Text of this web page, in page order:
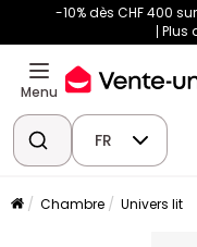
-10% dès CHF 400
Plus
Menu
FR
Chambre Univers lit